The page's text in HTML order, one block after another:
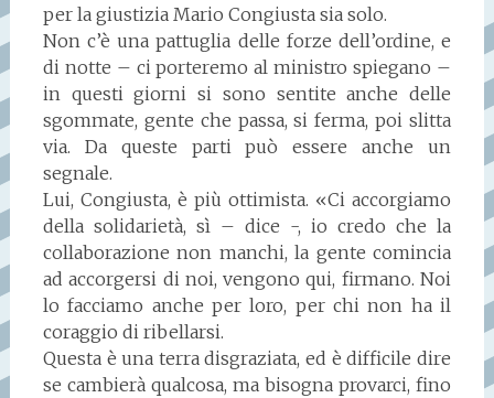
per la giustizia Mario Congiusta sia solo.
Non c’è una pattuglia delle forze dell’ordine, e
di notte – ci porteremo al ministro spiegano –
in questi giorni si sono sentite anche delle
sgommate, gente che passa, si ferma, poi slitta
via. Da queste parti può essere anche un
segnale.
Lui, Congiusta, è più ottimista. «Ci accorgiamo
della solidarietà, sì – dice -, io credo che la
collaborazione non manchi, la gente comincia
ad accorgersi di noi, vengono qui, firmano. Noi
lo facciamo anche per loro, per chi non ha il
coraggio di ribellarsi.
Questa è una terra disgraziata, ed è difficile dire
se cambierà qualcosa, ma bisogna provarci, fino